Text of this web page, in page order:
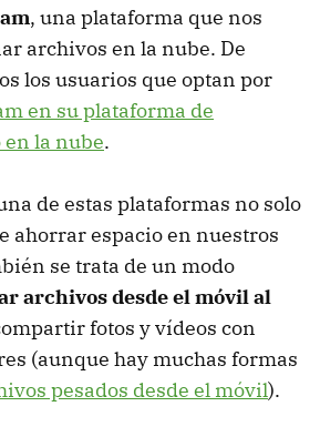
, una plataforma que nos
archivos en la nube. De
los usuarios que optan por
en su plataforma de
la nube.
de estas plataformas no solo
ahorrar espacio en nuestros
se trata de un modo
archivos desde el móvil al
fotos y vídeos con
(aunque hay muchas formas
pesados desde el móvil).